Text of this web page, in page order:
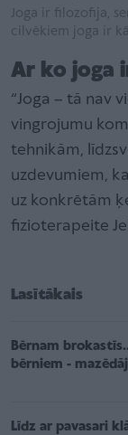
Joga ir filozofija,
cilvēkiem joga ir
Ar ko joga
“Joga – tā nav
vingrojumu
tehnikām,
uzdevumiem,
uz konkrētām
fizioterapeite
Lasītākais
Bērnam
bērniem -
Līdz ar pavasari